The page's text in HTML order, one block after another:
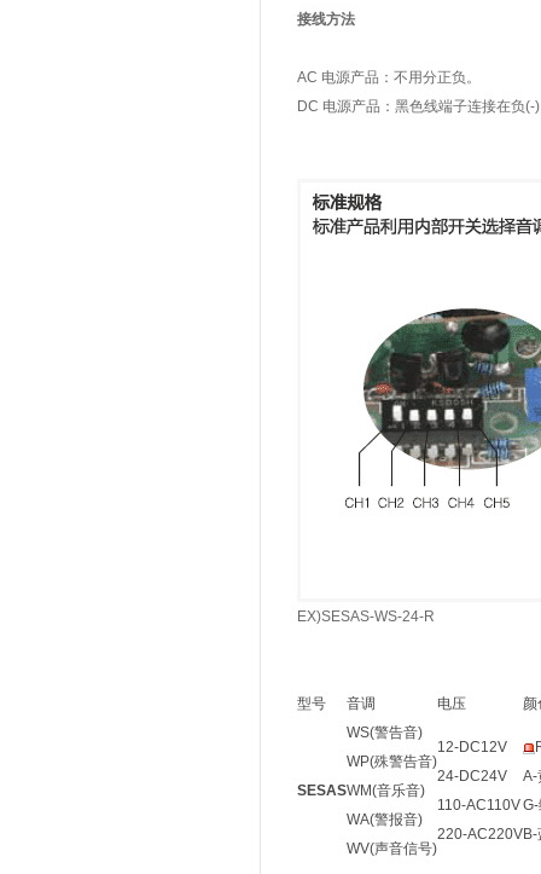
接线方法
AC 电源产品：不用分正负。
DC 电源产品：黑色线端子连接在负(-
EX)SESAS-WS-24-R
型号 音调 电压 颜
SESAS
WS(警告音)
WP(殊警告音)
WM(音乐音)
WA(警报音)
WV(声音信号)
12-DC12V
24-DC24V
110-AC110V
220-AC220V
A-